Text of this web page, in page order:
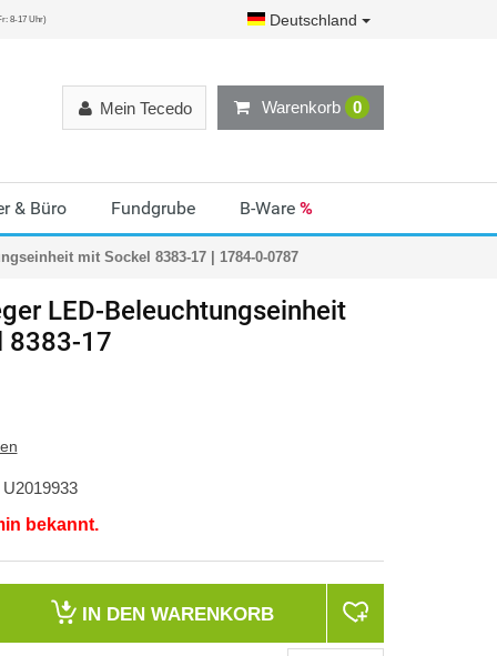
8-17 Uhr) Deutschland
Warenkorb 0
Mein Tecedo
& Büro Fundgrube B-Ware %
mit Sockel 8383-17 | 1784-0-0787
LED-Beleuchtungseinheit
8383-17
U2019933
bekannt.
IN DEN WARENKORB